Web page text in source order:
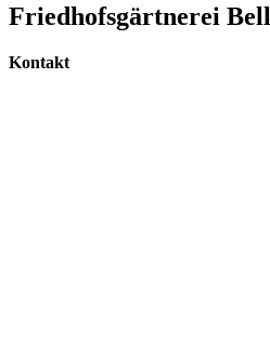
Friedhofsgärtnerei Bell
Kontakt